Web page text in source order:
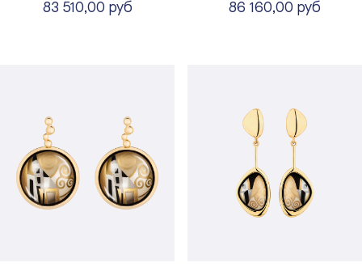
83 510,00 руб 86 160,00 руб